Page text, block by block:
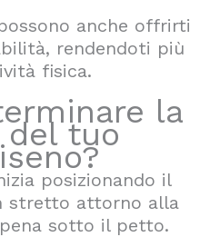
anche offrirti
rendendoti più
fisica.
la
del tuo
posizionando il
stretto attorno alla
sotto il petto.